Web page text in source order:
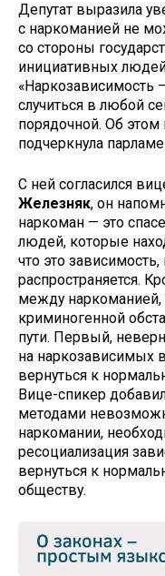
Депутат выразила
с наркоманией не
со стороны
инициативных
«Наркозависимость
случиться в любой
порядочной. Об этом
подчеркнула
С ней согласился
Железняк, он
наркоман — это
людей, которые
что это
распространяется.
между наркоманией,
криминогенной
пути. Первый,
на наркозависимых
вернуться к
Вице-спикер
методами
наркомании,
ресоциализация
вернуться к
обществу.